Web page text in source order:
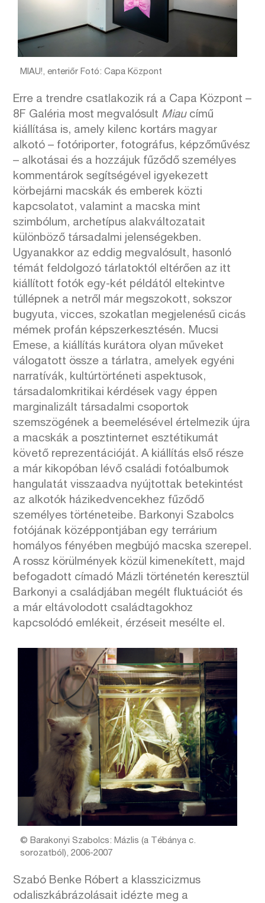
MIAU!, enteriőr Fotó: Capa Központ
Erre a trendre csatlakozik rá a Capa Központ –
8F Galéria most megvalósult Miaucímű
kiállítása is, amely kilenc kortárs magyar
alkotó – fotóriporter, fotográfus, képzőművész
– alkotásai és a hozzájuk fűződő személyes
kommentárok segítségével igyekezett
körbejárni macskák és emberek közti
kapcsolatot, valamint a macska mint
szimbólum, archetípus alakváltozatait
különböző társadalmi jelenségekben.
Ugyanakkor az eddig megvalósult, hasonló
témát feldolgozó tárlatoktól eltérően az itt
kiállított fotók egy-két példától eltekintve
túllépnek a netről már megszokott, sokszor
bugyuta, vicces, szokatlan megjelenésű cicás
mémek profán képszerkesztésén. Mucsi
Emese, a kiállítás kurátora olyan műveket
válogatott össze a tárlatra, amelyek egyéni
narratívák, kultúrtörténeti aspektusok,
társadalomkritikai kérdések vagy éppen
marginalizált társadalmi csoportok
szemszögének a beemelésével értelmezik újra
a macskák a posztinternet esztétikumát
követő reprezentációját. A kiállítás első része
a már kikopóban lévő családi fotóalbumok
hangulatát visszaadva nyújtottak betekintést
az alkotók házikedvencekhez fűződő
személyes történeteibe. Barkonyi Szabolcs
fotójának középpontjában egy terrárium
homályos fényében megbújó macska szerepel.
A rossz körülmények közül kimenekített, majd
befogadott címadó Mázli történetén keresztül
Barkonyi a családjában megélt fluktuációt és
a már eltávolodott családtagokhoz
kapcsolódó emlékeit, érzéseit mesélte el.
© Barakonyi Szabolcs: Mázlis (a Tébánya c.
sorozatból), 2006-2007
Szabó Benke Róbert a klasszicizmus
odaliszkábrázolásait idézte meg a